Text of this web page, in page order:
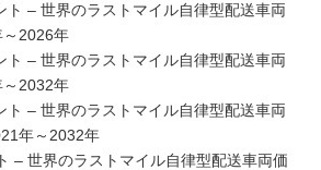
ト – 世界のラストマイル自律型配送車両
2026年
ト – 世界のラストマイル自律型配送車両
2032年
ト – 世界のラストマイル自律型配送車両
年～2032年
– 世界のラストマイル自律型配送車両価